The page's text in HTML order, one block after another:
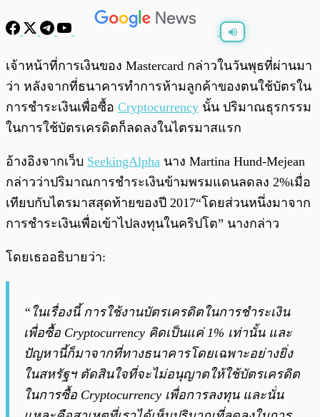
พร้อมเล่น /0:00
เจ้าหน้าที่การเงินของ Mastercard กล่าวในวันพุธที่ผ่านมา
ว่า หลังจากที่ธนาคารทำการห้ามลูกค้าของตนใช้บัตรใน
การชำระเงินเพื่อซื้อ Cryptocurrency นั้น ปริมาณธุรกรรม
ในการใช้บัตรเครดิตก็ลดลงในไตรมาสแรก
อ้างอิงจากเว็บ SeekingAlpha นาง Martina Hund-Mejean
กล่าวว่าปริมาณการชำระเงินข้ามพรมแดนลดลง 2%เมื่อ
เทียบกับไตรมาสสุดท้ายของปี 2017“โดยส่วนหนึ่งมาจาก
การชำระเงินเพื่อเข้าไปลงทุนในคริปโต” นางกล่าว
โดยเธออธิบายว่า:
“ในเรื่องนี้ การใช้งานบัตรเครดิตในการชำระเงิน
เพื่อซื้อ Cryptocurrency คิดเป็นแค่ 1% เท่านั้น และ
ปัญหานี้ก็มาจากที่ทางธนาคารโดยเฉพาะอย่างยิ่ง
ในสหรัฐฯ ตัดสินใจที่จะไม่อนุญาตให้ใช้บัตรเครดิต
ในการซื้อ Cryptocurrency เพื่อการลงทุน และนั่น